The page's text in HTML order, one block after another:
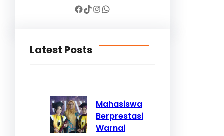
Facebook TikTok InstagramWhatsApp
Latest Posts
Mahasiswa
Berprestasi
Warnai